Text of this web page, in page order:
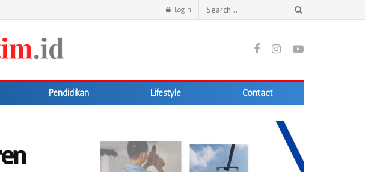
Login
Pendidikan Lifestyle Contact